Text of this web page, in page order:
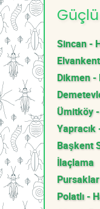
Sincan -
Dikmen -
Ümitköy
Başkent
İlaçlama
Polatlı -